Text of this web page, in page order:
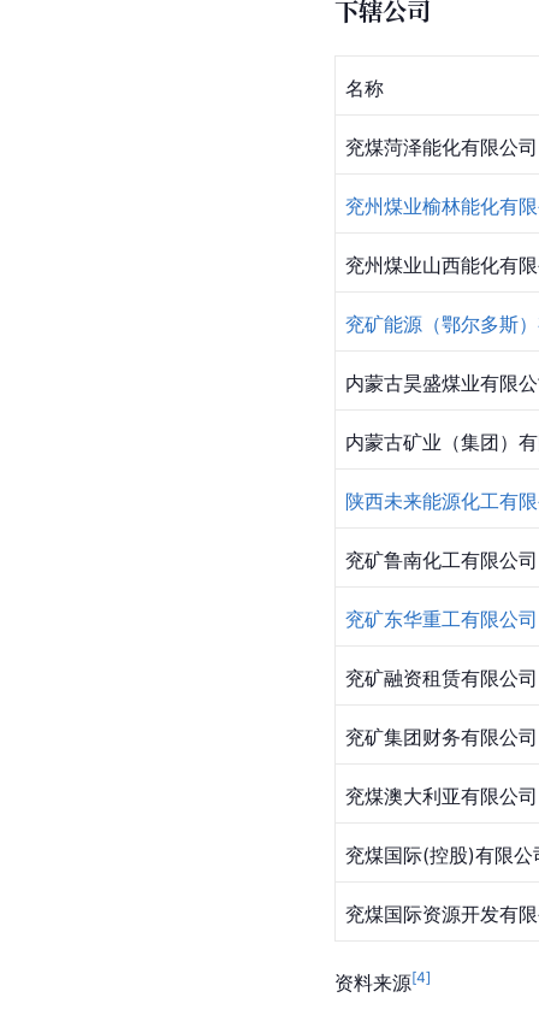
下辖公司
名称
兖煤菏泽能化有限公司
兖州煤业榆林能化有
兖州煤业山西能化有
兖矿能源（鄂尔多斯
内蒙古昊盛煤业有限
内蒙古矿业（集团）
陕西未来能源化工有
兖矿鲁南化工有限公司
兖矿东华重工有限公司
兖矿融资租赁有限公司
兖矿集团财务有限公司
兖煤澳大利亚有限公司
兖煤国际(控股)有限公
兖煤国际资源开发有
资料来源[4]